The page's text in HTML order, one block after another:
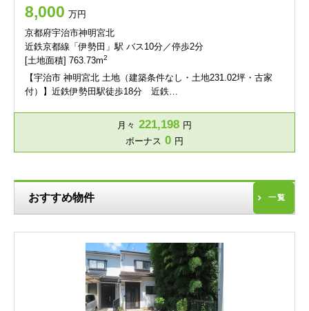
8,000 万円
京都府宇治市神明宮北
近鉄京都線「伊勢田」駅 バス10分／停歩2分
[土地面積] 763.73m2
【宇治市 神明宮北 土地（建築条件なし・土地231.02坪・古家
付）】近鉄伊勢田駅徒歩18分 近鉄…
月々 221,198 円
ボーナス 0 円
おすすめ物件 一覧